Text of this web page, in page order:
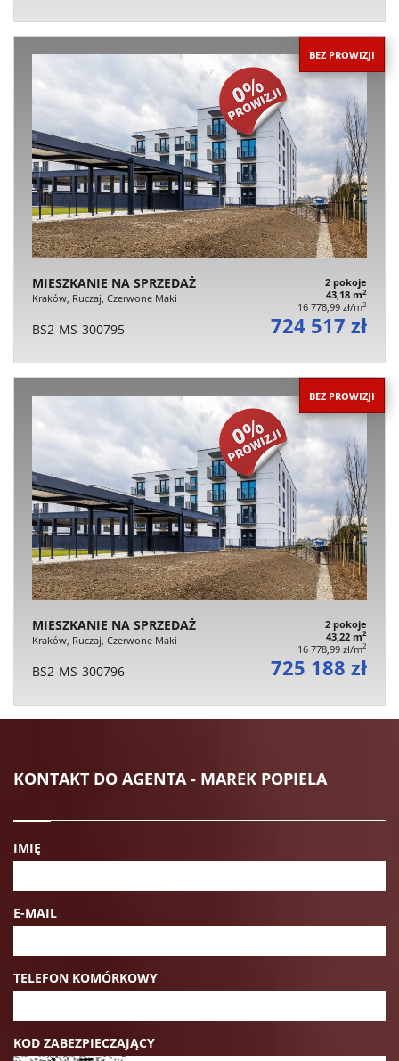
BEZ PROWIZJI
MIESZKANIE NA SPRZEDAŻ
Kraków, Ruczaj, Czerwone Maki
2 pokoje
43,18 m2
16 778,99 zł/m2
BS2-MS-300795 724 517 zł
BEZ PROWIZJI
MIESZKANIE NA SPRZEDAŻ
Kraków, Ruczaj, Czerwone Maki
2 pokoje
43,22 m2
16 778,99 zł/m2
BS2-MS-300796 725 188 zł
KONTAKT DO AGENTA - MAREK POPIELA
IMIĘ
E-MAIL
TELEFON KOMÓRKOWY
KOD ZABEZPIECZAJĄCY